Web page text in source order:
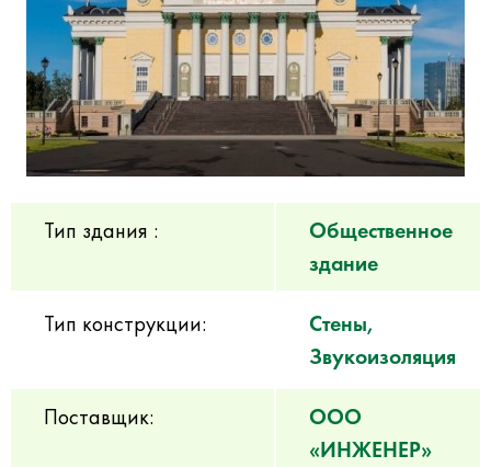
Тип здания :
Общественное
здание
Тип конструкции:
Стены,
Звукоизоляция
Поставщик:
ООО
«ИНЖЕНЕР»